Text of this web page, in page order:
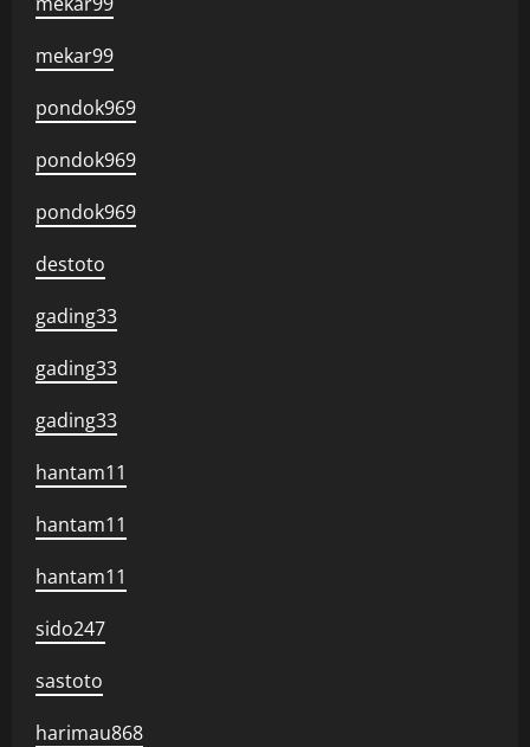
mekar99
pondok969
pondok969
pondok969
destoto
gading33
gading33
gading33
hantam11
hantam11
hantam11
sido247
sastoto
harimau868